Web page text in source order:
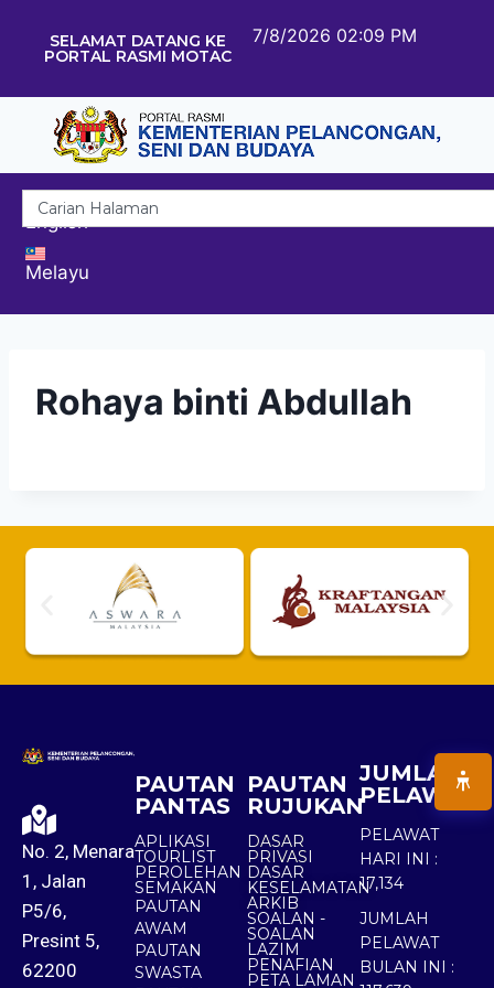
SELAMAT DATANG KE
PORTAL RASMI MOTAC
7/8/2026 02:09 PM
English
Melayu
Rohaya binti Abdullah
No. 2, Menara
1, Jalan
P5/6,
Presint 5,
62200
PAUTAN
PANTAS
APLIKASI
TOURLIST
PEROLEHAN
SEMAKAN
PAUTAN
AWAM
PAUTAN
SWASTA
PAUTAN
RUJUKAN
DASAR
PRIVASI
DASAR
KESELAMATAN
ARKIB
SOALAN -
SOALAN
LAZIM
PENAFIAN
PETA LAMAN
JUMLAH
PELAWAT
PELAWAT
HARI INI :
17,134
JUMLAH
PELAWAT
BULAN INI :